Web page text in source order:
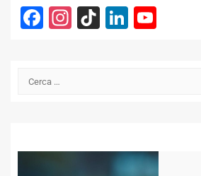
Facebook
Instagram
TikTokLinkedIn
Ricerca